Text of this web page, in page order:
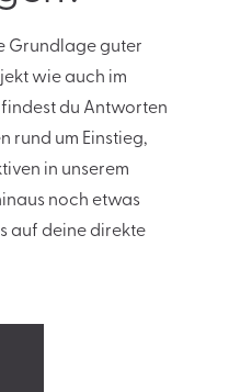
Grundlage guter
wie auch im
du Antworten
rund um Einstieg,
in unserem
noch etwas
auf deine direkte